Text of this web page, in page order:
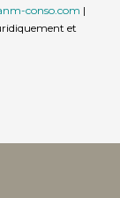
conso.com |
et